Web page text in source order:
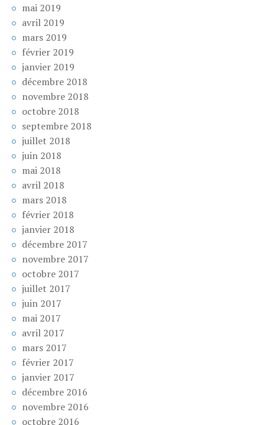
mai 2019
avril 2019
mars 2019
février 2019
janvier 2019
décembre 2018
novembre 2018
octobre 2018
septembre 2018
juillet 2018
juin 2018
mai 2018
avril 2018
mars 2018
février 2018
janvier 2018
décembre 2017
novembre 2017
octobre 2017
juillet 2017
juin 2017
mai 2017
avril 2017
mars 2017
février 2017
janvier 2017
décembre 2016
novembre 2016
octobre 2016